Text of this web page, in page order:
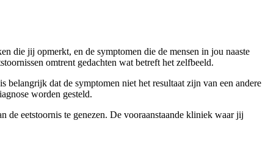
die jij opmerkt, en de symptomen die de mensen in jou naaste
omtrent gedachten wat betreft het zelfbeeld.
dat de symptomen niet het resultaat zijn van een andere
worden gesteld.
eetstoornis te genezen. De vooraanstaande kliniek waar jij